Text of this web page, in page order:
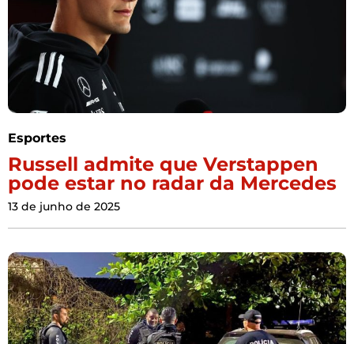
Esportes
Russell admite que Verstappen
pode estar no radar da Mercedes
13 de junho de 2025